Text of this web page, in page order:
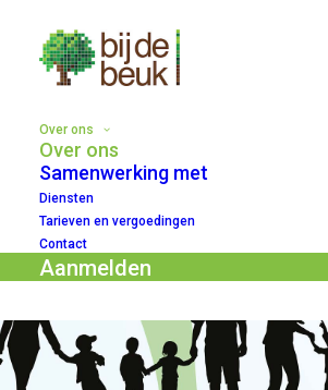
Over ons
Over ons
Samenwerking met
Diensten
Tarieven en vergoedingen
Contact
Aanmelden